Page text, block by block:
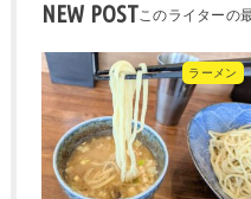
NEW POST
ラーメン